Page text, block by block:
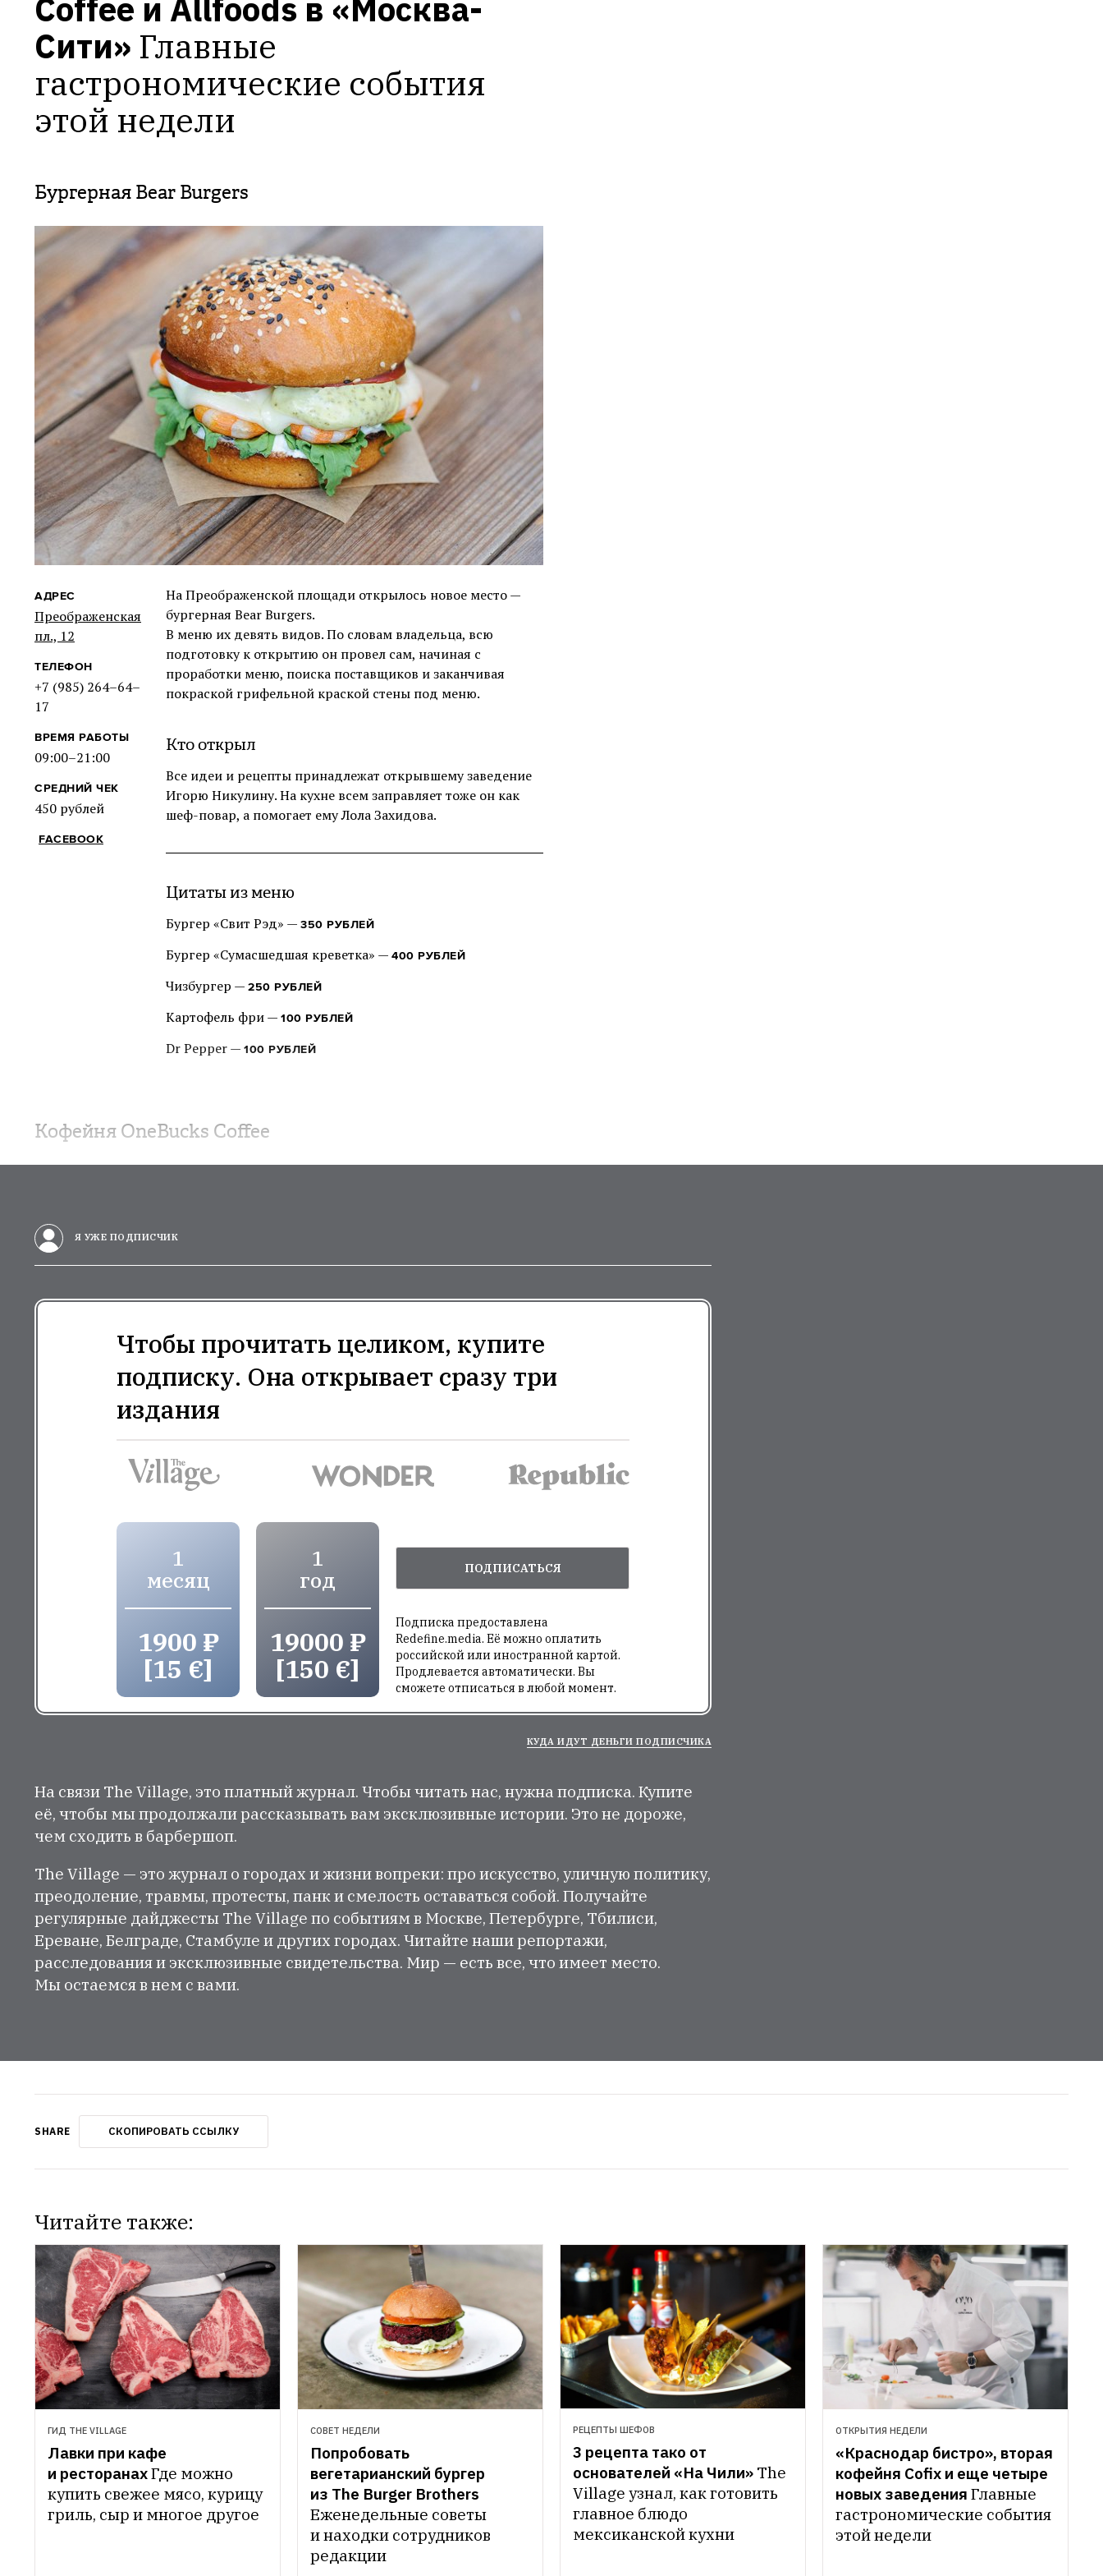
Coffee и Allfoods в «Москва-
Сити» Главные
гастрономические события
этой недели
Бургерная Bear Burgers
АДРЕС
Преображенская
пл., 12
ТЕЛЕФОН
+7 (985) 264–64–
17
ВРЕМЯ РАБОТЫ
09:00–21:00
СРЕДНИЙ ЧЕК
450 рублей
FACEBOOK
На Преображенской площади открылось новое место —
бургерная Bear Burgers.
В меню их девять видов. По словам владельца, всю
подготовку к открытию он провел сам, начиная с
проработки меню, поиска поставщиков и заканчивая
покраской грифельной краской стены под меню.
Кто открыл
Все идеи и рецепты принадлежат открывшему заведение
Игорю Никулину. На кухне всем заправляет тоже он как
шеф-повар, а помогает ему Лола Захидова.
Цитаты из меню
Бургер «Свит Рэд» — 350 РУБЛЕЙ
Бургер «Сумасшедшая креветка» — 400 РУБЛЕЙ
Чизбургер — 250 РУБЛЕЙ
Картофель фри — 100 РУБЛЕЙ
Dr Pepper — 100 РУБЛЕЙ
Кофейня OneBucks Coffee
Я УЖЕ ПОДПИСЧИК
Чтобы прочитать целиком, купите
подписку. Она открывает сразу три
издания
1
месяц
1900 ₽
[15 €]
1
год
19000 ₽
[150 €]
ПОДПИСАТЬСЯ
Подписка предоставлена
Redefine.media. Её можно оплатить
российской или иностранной картой.
Продлевается автоматически. Вы
сможете отписаться в любой момент.
КУДА ИДУТ ДЕНЬГИ ПОДПИСЧИКА
На связи The Village, это платный журнал. Чтобы читать нас, нужна подписка. Купите
её, чтобы мы продолжали рассказывать вам эксклюзивные истории. Это не дороже,
чем сходить в барбершоп.
The Village — это журнал о городах и жизни вопреки: про искусство, уличную политику,
преодоление, травмы, протесты, панк и смелость оставаться собой. Получайте
регулярные дайджесты The Village по событиям в Москве, Петербурге, Тбилиси,
Ереване, Белграде, Стамбуле и других городах. Читайте наши репортажи,
расследования и эксклюзивные свидетельства. Мир — есть все, что имеет место.
Мы остаемся в нем с вами.
SHARE СКОПИРОВАТЬ ССЫЛКУ
Читайте также:
ГИД THE VILLAGE
Лавки при кафе
и ресторанахГде можно
купить свежее мясо, курицу
гриль, сыр и многое другое
СОВЕТ НЕДЕЛИ
Попробовать
вегетарианский бургер
из The Burger Brothers
Еженедельные советы
и находки сотрудников
редакции
РЕЦЕПТЫ ШЕФОВ
3 рецепта тако от
основателей «На Чили» The
Village узнал, как готовить
главное блюдо
мексиканской кухни
ОТКРЫТИЯ НЕДЕЛИ
«Краснодар бистро», вторая
кофейня Cofix и еще четыре
новых заведения Главные
гастрономические события
этой недели